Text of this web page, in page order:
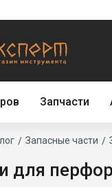
Запчасти
Запасные части
для